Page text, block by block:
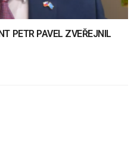
PETR PAVEL ZVEŘEJNIL